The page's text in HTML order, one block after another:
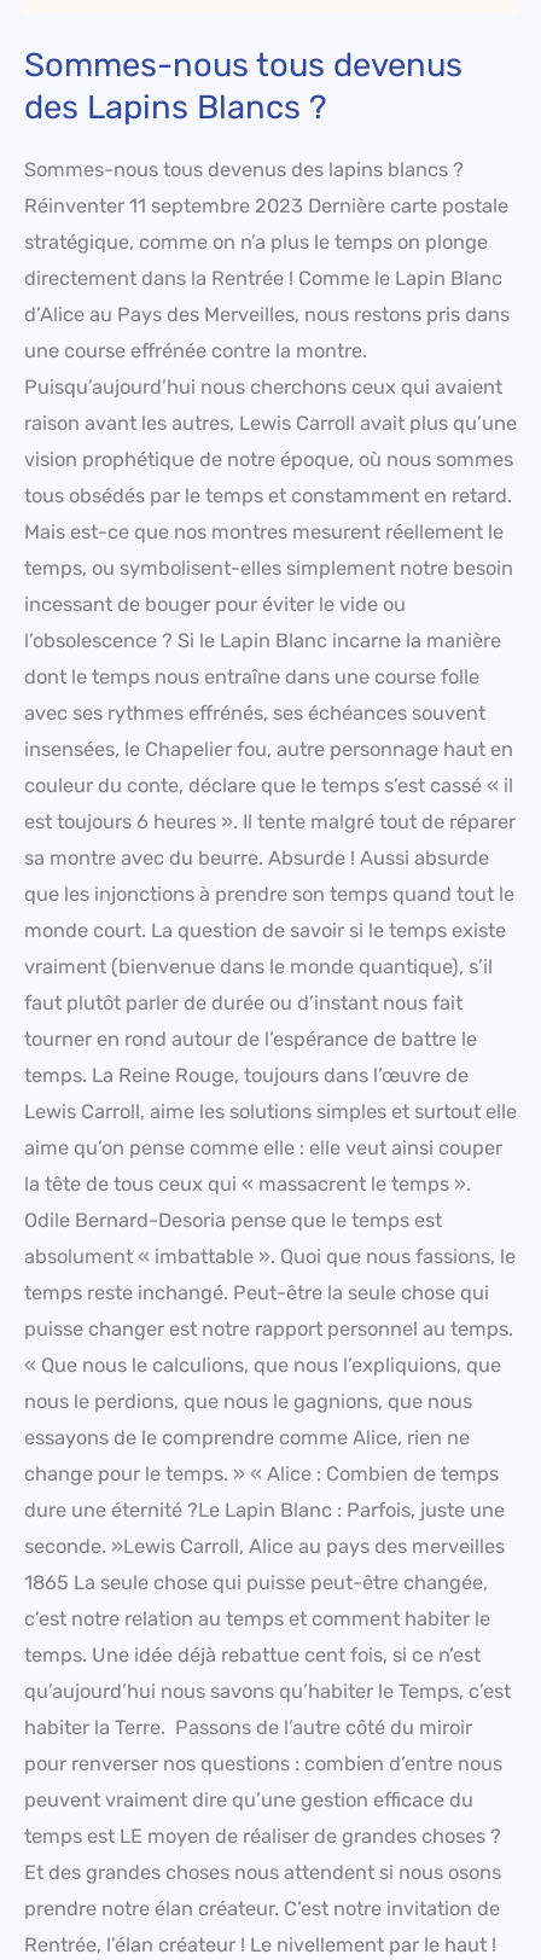
Sommes-nous tous devenus
des Lapins Blancs ?
Sommes-nous tous devenus des lapins blancs ?
Réinventer 11 septembre 2023 Dernière carte postale
stratégique, comme on n’a plus le temps on plonge
directement dans la Rentrée ! Comme le Lapin Blanc
d’Alice au Pays des Merveilles, nous restons pris dans
une course effrénée contre la montre.
Puisqu’aujourd’hui nous cherchons ceux qui avaient
raison avant les autres, Lewis Carroll avait plus qu’une
vision prophétique de notre époque, où nous sommes
tous obsédés par le temps et constamment en retard.
Mais est-ce que nos montres mesurent réellement le
temps, ou symbolisent-elles simplement notre besoin
incessant de bouger pour éviter le vide ou
l’obsolescence ? Si le Lapin Blanc incarne la manière
dont le temps nous entraîne dans une course folle
avec ses rythmes effrénés, ses échéances souvent
insensées, le Chapelier fou, autre personnage haut en
couleur du conte, déclare que le temps s’est cassé « il
est toujours 6 heures ». Il tente malgré tout de réparer
sa montre avec du beurre. Absurde ! Aussi absurde
que les injonctions à prendre son temps quand tout le
monde court. La question de savoir si le temps existe
vraiment (bienvenue dans le monde quantique), s’il
faut plutôt parler de durée ou d’instant nous fait
tourner en rond autour de l’espérance de battre le
temps. La Reine Rouge, toujours dans l’œuvre de
Lewis Carroll, aime les solutions simples et surtout elle
aime qu’on pense comme elle : elle veut ainsi couper
la tête de tous ceux qui « massacrent le temps ».
Odile Bernard-Desoria pense que le temps est
absolument « imbattable ». Quoi que nous fassions, le
temps reste inchangé. Peut-être la seule chose qui
puisse changer est notre rapport personnel au temps.
« Que nous le calculions, que nous l’expliquions, que
nous le perdions, que nous le gagnions, que nous
essayons de le comprendre comme Alice, rien ne
change pour le temps. » « Alice : Combien de temps
dure une éternité ?Le Lapin Blanc : Parfois, juste une
seconde. »Lewis Carroll, Alice au pays des merveilles
1865 La seule chose qui puisse peut-être changée,
c’est notre relation au temps et comment habiter le
temps. Une idée déjà rebattue cent fois, si ce n’est
qu’aujourd’hui nous savons qu’habiter le Temps, c’est
habiter la Terre. Passons de l’autre côté du miroir
pour renverser nos questions : combien d’entre nous
peuvent vraiment dire qu’une gestion efficace du
temps est LE moyen de réaliser de grandes choses ?
Et des grandes choses nous attendent si nous osons
prendre notre élan créateur. C’est notre invitation de
Rentrée, l’élan créateur ! Le nivellement par le haut !